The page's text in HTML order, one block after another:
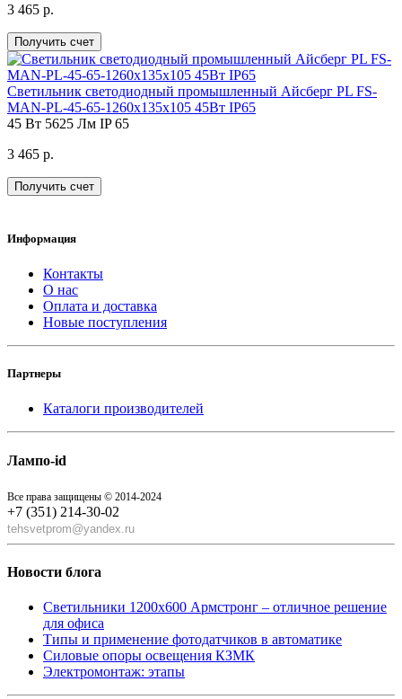
3 465 р.
Получить счет
Светильник светодиодный промышленный Айсберг PL FS-
MAN-PL-45-65-1260х135х105 45Вт IP65
45 Вт 5625 Лм IP 65
3 465 р.
Получить счет
Информация
Контакты
О нас
Оплата и доставка
Новые поступления
Партнеры
Каталоги производителей
Лампо-id
Все права защищены © 2014-2024
+7 (351) 214-30-02
tehsvetprom@yandex.ru
Новости блога
Светильники 1200x600 Армстронг – отличное решение
для офиса
Типы и применение фотодатчиков в автоматике
Силовые опоры освещения КЗМК
Электромонтаж: этапы